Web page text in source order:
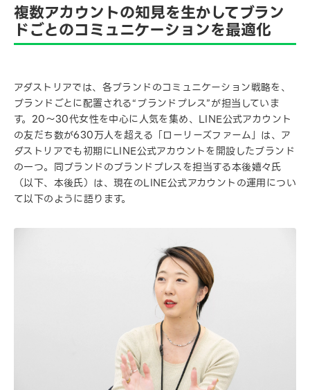
複数アカウントの知見を生かしてブラン
ドごとのコミュニケーションを最適化
アダストリアでは、各ブランドのコミュニケーション戦略を、
ブランドごとに配置される“ブランドプレス”が担当していま
す。20〜30代女性を中心に人気を集め、LINE公式アカウント
の友だち数が630万人を超える「ローリーズファーム」は、ア
ダストリアでも初期にLINE公式アカウントを開設したブランド
の一つ。同ブランドのブランドプレスを担当する本後嬉々氏
（以下、本後氏）は、現在のLINE公式アカウントの運用につい
て以下のように語ります。